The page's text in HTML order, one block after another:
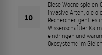
10
Diese Woche spielen
invasive Arten, die
Recherchen geht es
Wissenschaftler
eindringen und
Ökosysteme im